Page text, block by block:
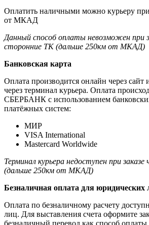
Оплатить наличными можно курьеру
от МКАД
Данный способ оплаты невозможен при
сторонние ТК (дальше 250км от МКАД)
Банковская карта
Оплата производится онлайн через
через терминал курьера. Оплата
СБЕРБАНК с использованием
платёжных систем:
МИР
VISA International
Mastercard Worldwide
Терминал курьера недоступен при
(дальше 250км от МКАД)
Безналичная оплата для юридических
Оплата по безналичному расчету
лиц. Для выставления счета оформите
безналичный перевод как способ